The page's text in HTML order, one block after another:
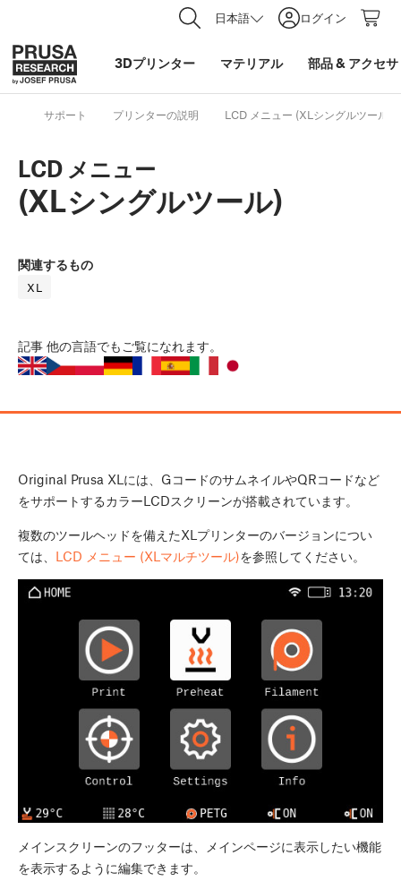
日本語 ログイン
3Dプリンター マテリアル 部品& アクセ
サポート プリンターの説明 LCD メニュー (XLシングルツール)
LCD メニュー
(XLシングルツール)
関連するもの
XL
記事 他の言語でもご覧になれます。
Original Prusa XLには、GコードのサムネイルやQRコードなど
をサポートするカラーLCDスクリーンが搭載されています。
複数のツールヘッドを備えたXLプリンターのバージョンについ
ては、 LCD メニュー (XLマルチツール)を参照してください。
メインスクリーンのフッターは、メインページに表示したい機能
を表示するように編集できます。